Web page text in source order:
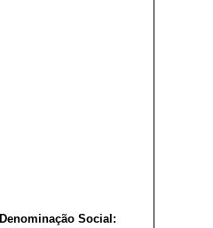
Denominação Social: